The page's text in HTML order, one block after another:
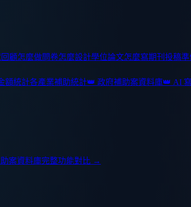
顧怎麼做問卷怎麼設計學位論文怎麼寫期刊投稿準
額統計各產業補助統計👑 政府補助案資料庫👑 AI
案資料庫完整功能對比 →